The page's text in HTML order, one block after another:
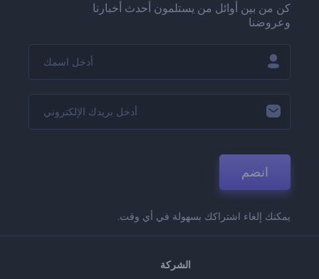
كن من بين أوائل من يستلمون أحدث أخبارنا
وعروضنا
انضم
يمكنك إلغاء اشتراكك بسهولة في أي وقت.
الشركة